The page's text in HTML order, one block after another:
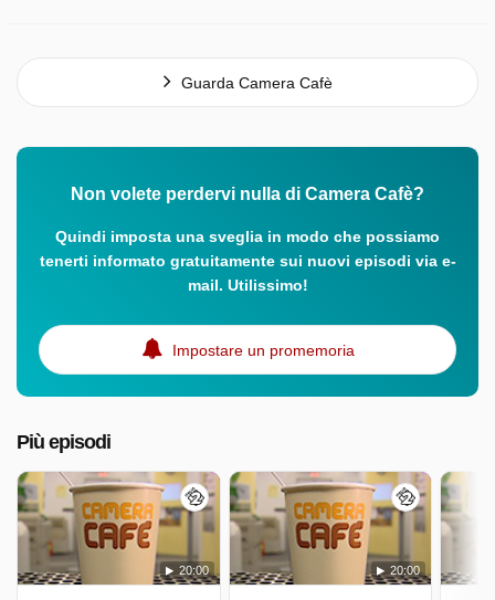
Guarda Camera Cafè
Non volete perdervi nulla di Camera Cafè?
Quindi imposta una sveglia in modo che possiamo
tenerti informato gratuitamente sui nuovi episodi via e-
mail. Utilissimo!
Impostare un promemoria
Più episodi
20:00 20:00